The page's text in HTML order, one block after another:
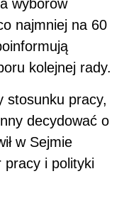
wyborów
najmniej na 60
kolejnej rady.
stosunku pracy,
decydować o
w Sejmie
pracy i polityki